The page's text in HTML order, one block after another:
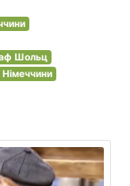
Шольц